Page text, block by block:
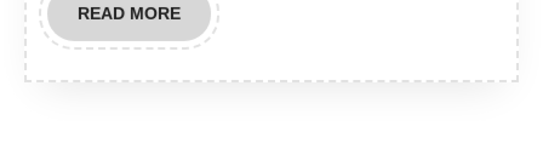
READ MOREREAD
MORE